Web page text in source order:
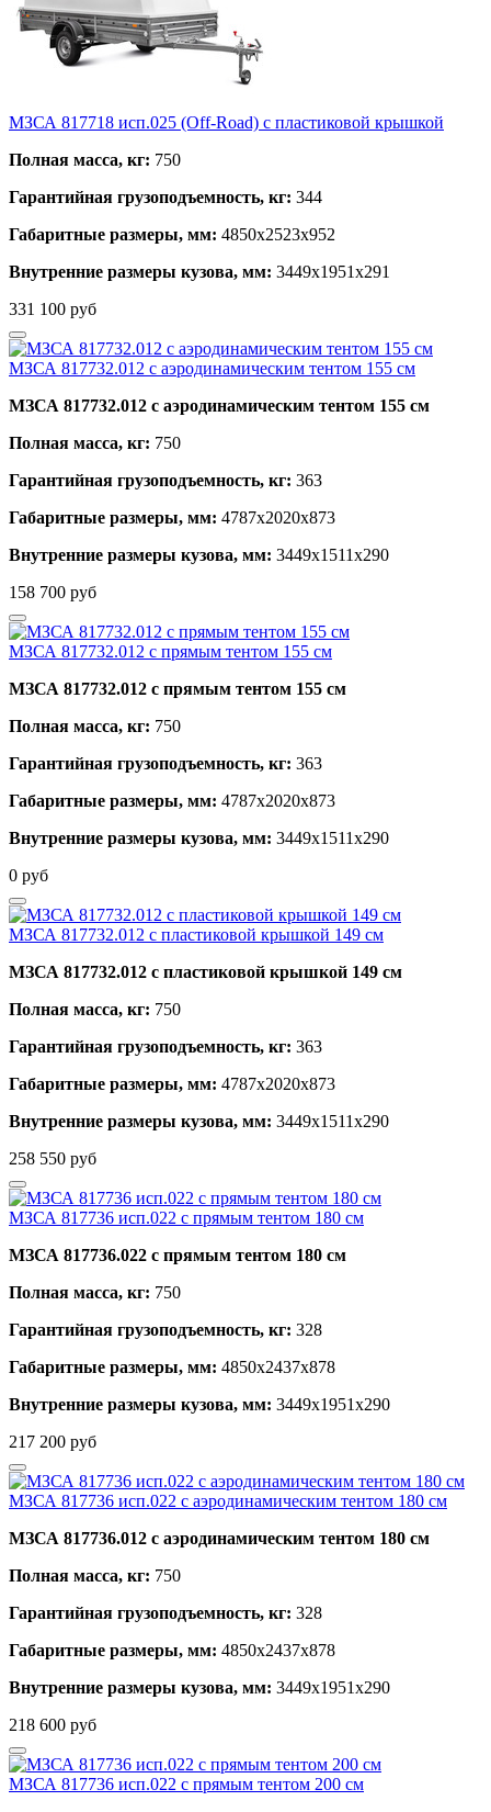
МЗСА 817718 исп.025 (Off-Road) с пластиковой крышкой
Полная масса, кг: 750
Гарантийная грузоподъемность, кг: 344
Габаритные размеры, мм: 4850х2523х952
Внутренние размеры кузова, мм: 3449х1951х291
331 100 руб
МЗСА 817732.012 с аэродинамическим тентом 155 см
МЗСА 817732.012 с аэродинамическим тентом 155 см
Полная масса, кг: 750
Гарантийная грузоподъемность, кг: 363
Габаритные размеры, мм: 4787х2020х873
Внутренние размеры кузова, мм: 3449х1511х290
158 700 руб
МЗСА 817732.012 с прямым тентом 155 см
МЗСА 817732.012 с прямым тентом 155 см
Полная масса, кг: 750
Гарантийная грузоподъемность, кг: 363
Габаритные размеры, мм: 4787х2020х873
Внутренние размеры кузова, мм: 3449х1511х290
0 руб
МЗСА 817732.012 с пластиковой крышкой 149 см
МЗСА 817732.012 с пластиковой крышкой 149 см
Полная масса, кг: 750
Гарантийная грузоподъемность, кг: 363
Габаритные размеры, мм: 4787х2020х873
Внутренние размеры кузова, мм: 3449х1511х290
258 550 руб
МЗСА 817736 исп.022 с прямым тентом 180 см
МЗСА 817736.022 с прямым тентом 180 см
Полная масса, кг: 750
Гарантийная грузоподъемность, кг: 328
Габаритные размеры, мм: 4850х2437х878
Внутренние размеры кузова, мм: 3449х1951х290
217 200 руб
МЗСА 817736 исп.022 с аэродинамическим тентом 180 см
МЗСА 817736.012 с аэродинамическим тентом 180 см
Полная масса, кг: 750
Гарантийная грузоподъемность, кг: 328
Габаритные размеры, мм: 4850х2437х878
Внутренние размеры кузова, мм: 3449х1951х290
218 600 руб
МЗСА 817736 исп.022 с прямым тентом 200 см